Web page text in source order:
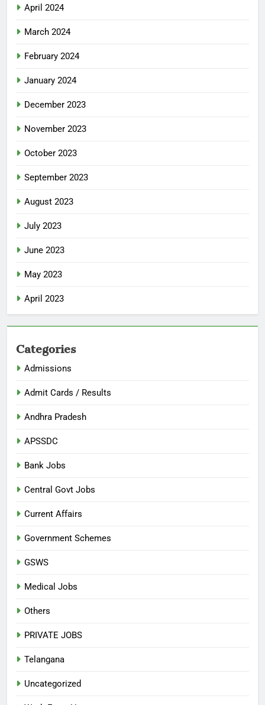
April 2024
March 2024
February 2024
January 2024
December 2023
November 2023
October 2023
September 2023
August 2023
July 2023
June 2023
May 2023
April 2023
Categories
Admissions
Admit Cards / Results
Andhra Pradesh
APSSDC
Bank Jobs
Central Govt Jobs
Current Affairs
Government Schemes
GSWS
Medical Jobs
Others
PRIVATE JOBS
Telangana
Uncategorized